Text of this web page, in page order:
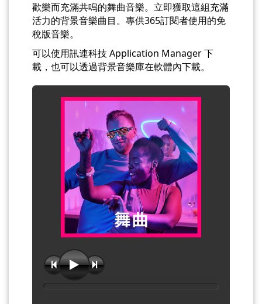
歡樂而充滿共鳴的舞曲音樂。立即獲取這組充滿
活力的背景音樂曲目。專供365訂閱者使用的免
稅版音樂。
可以使用訊連科技 Application Manager 下
載，也可以透過背景音樂庫在軟體內下載。